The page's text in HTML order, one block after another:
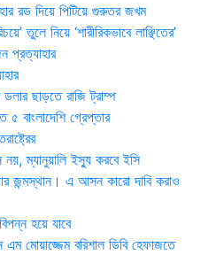
রড দিয়ে পিটিয়ে গুরুতর জখম
তুলে নিয়ে ‘শারীরিকভাবে লাঞ্ছিতের’
ছাড়তে রাজি ট্রাম্প
৫ বাংলাদেশি গ্রেপ্তার
নয়, ম্যানুয়ালি ইস্যু করবে ইসি
জন্মস্থান। এ আসন কারো দাবি করাও
হয়ে যাবে
মোয়াজ্জেম বরিশাল ডিবি হেফাজতে